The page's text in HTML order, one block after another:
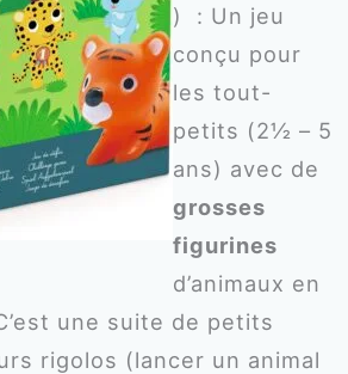
) : Un jeu
conçu pour
les tout-
petits (2½ – 5
ans) avec de
grosses
figurines
d’animaux en
une suite de petits
rigolos (lancer un animal